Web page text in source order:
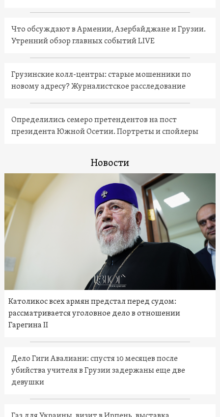
Что обсуждают в Армении, Азербайджане и Грузии.
Утренний обзор главных событий LIVE
Грузинские колл-центры: старые мошенники по
новому адресу? Журналистское расследование
Определились семеро претендентов на пост
президента Южной Осетии. Портреты и спойлеры
Новости
Католикос всех армян предстал перед судом:
рассматривается уголовное дело в отношении
Гарегина II
Дело Гиги Авалиани: спустя 10 месяцев после
убийства учителя в Грузии задержаны еще две
девушки